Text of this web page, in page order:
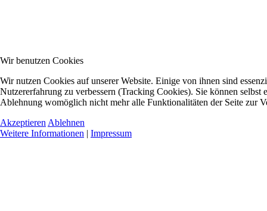
Wir benutzen Cookies
Wir nutzen Cookies auf unserer Website. Einige von ihnen sind
Nutzererfahrung zu verbessern (Tracking Cookies). Sie können selbst
Ablehnung womöglich nicht mehr alle Funktionalitäten der Seite zur
Akzeptieren Ablehnen
Weitere Informationen | Impressum